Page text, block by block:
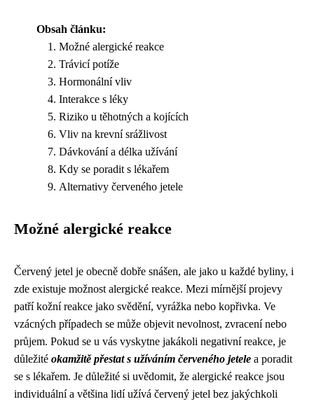
Obsah článku:
Možné alergické reakce
Trávicí potíže
Hormonální vliv
Interakce s léky
Riziko u těhotných a kojících
Vliv na krevní srážlivost
Dávkování a délka užívání
Kdy se poradit s lékařem
Alternativy červeného jetele
Možné alergické reakce
Červený jetel je obecně dobře snášen, ale jako u každé byliny, i
zde existuje možnost alergické reakce. Mezi mírnější projevy
patří kožní reakce jako svědění, vyrážka nebo kopřivka. Ve
vzácných případech se může objevit nevolnost, zvracení nebo
průjem. Pokud se u vás vyskytne jakákoli negativní reakce, je
důležité okamžitě přestat s užíváním červeného jetele a poradit
se s lékařem. Je důležité si uvědomit, že alergické reakce jsou
individuální a většina lidí užívá červený jetel bez jakýchkoli